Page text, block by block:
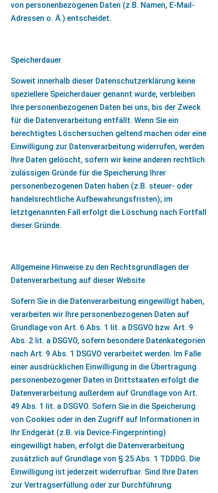
von personenbezogenen Daten (z.B. Namen, E-Mail-
Adressen o. Ä.) entscheidet.
Speicherdauer
Soweit innerhalb dieser Datenschutzerklärung keine
speziellere Speicherdauer genannt wurde, verbleiben
Ihre personenbezogenen Daten bei uns, bis der Zweck
für die Datenverarbeitung entfällt. Wenn Sie ein
berechtigtes Löschersuchen geltend machen oder eine
Einwilligung zur Datenverarbeitung widerrufen, werden
Ihre Daten gelöscht, sofern wir keine anderen rechtlich
zulässigen Gründe für die Speicherung Ihrer
personenbezogenen Daten haben (z.B. steuer- oder
handelsrechtliche Aufbewahrungsfristen); im
letztgenannten Fall erfolgt die Löschung nach Fortfall
dieser Gründe.
Allgemeine Hinweise zu den Rechtsgrundlagen der
Datenverarbeitung auf dieser Website
Sofern Sie in die Datenverarbeitung eingewilligt haben,
verarbeiten wir Ihre personenbezogenen Daten auf
Grundlage von Art. 6 Abs. 1 lit. a DSGVO bzw. Art. 9
Abs. 2 lit. a DSGVO, sofern besondere Datenkategorien
nach Art. 9 Abs. 1 DSGVO verarbeitet werden. Im Falle
einer ausdrücklichen Einwilligung in die Übertragung
personenbezogener Daten in Drittstaaten erfolgt die
Datenverarbeitung außerdem auf Grundlage von Art.
49 Abs. 1 lit. a DSGVO. Sofern Sie in die Speicherung
von Cookies oder in den Zugriff auf Informationen in
Ihr Endgerät (z.B. via Device-Fingerprinting)
eingewilligt haben, erfolgt die Datenverarbeitung
zusätzlich auf Grundlage von § 25 Abs. 1 TDDDG. Die
Einwilligung ist jederzeit widerrufbar. Sind Ihre Daten
zur Vertragserfüllung oder zur Durchführung